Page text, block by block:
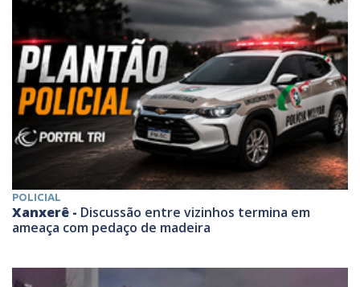
POLICIAL
Xanxerê - Discussão entre vizinhos termina em
ameaça com pedaço de madeira